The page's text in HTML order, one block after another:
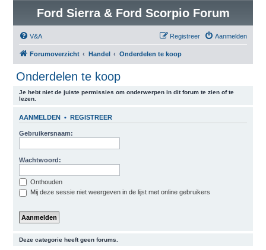
Ford Sierra & Ford Scorpio Forum
V&A Aanmelden
Registreer
Forumoverzicht Handel Onderdelen te koop
Onderdelen te koop
Je hebt niet de juiste permissies om onderwerpen in dit forum te zien of te
lezen.
AANMELDEN • REGISTREER
Gebruikersnaam:
Wachtwoord:
Onthouden
Mij deze sessie niet weergeven in de lijst met online gebruikers
Deze categorie heeft geen forums.